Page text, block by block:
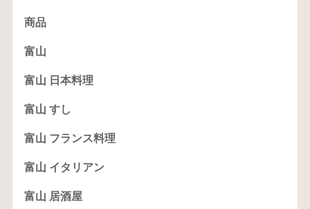
商品
富山
富山 日本料理
富山 すし
富山 フランス料理
富山 イタリアン
富山 居酒屋